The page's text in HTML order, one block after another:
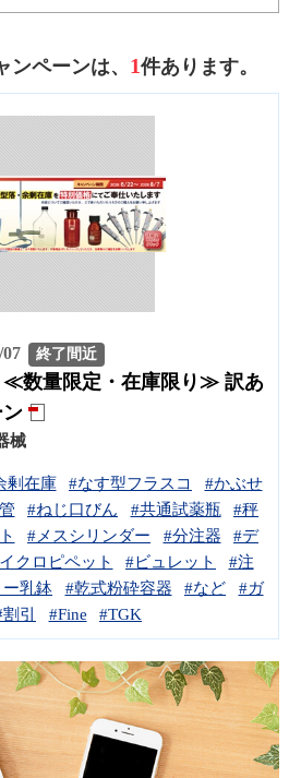
ペーンは、 1件あります。
07 終了間近
≪数量限定・在庫限り≫ 訳あ
ン
械
剰在庫 #なす型フラスコ
#かぶせ
#ねじ口びん #共通試薬瓶
#秤
#メスシリンダー #分注器
#デ
クロピペット #ビュレット
#注
ー乳鉢 #乾式粉砕容器 #など
#ガ
割引 #Fine #TGK